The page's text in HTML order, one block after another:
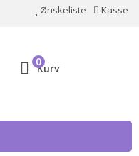
Ønskeliste Kasse
Kurv
0